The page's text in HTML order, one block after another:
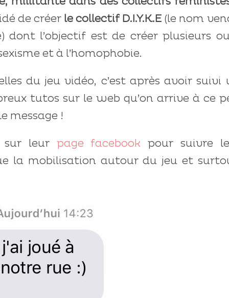
de créer le collectif D.I.Y.K.E (le nom
dont l’objectif est de créer plusieurs
et à l’homophobie.
du jeu vidéo, c’est après avoir suivi
tutos sur le web qu’on arrive à ce
message !
sur leur page facebook pour suivre
la mobilisation autour du jeu et